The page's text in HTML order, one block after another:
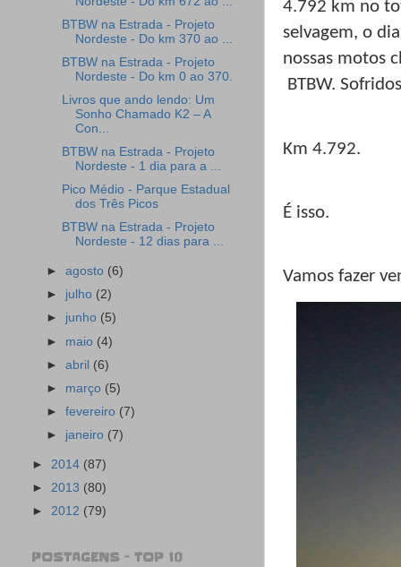
4.792 km no
selvagem, o
nossas motos
BTBW.
Km 4.792.
É isso.
Vamos fazer
BTBW na Estrada - Projeto
Nordeste - Do km 370 ao ...
BTBW na Estrada - Projeto
Nordeste - Do km 0 ao 370.
Livros que ando lendo: Um
Sonho Chamado K2 – A
Con...
BTBW na Estrada - Projeto
Nordeste - 1 dia para a ...
Pico Médio - Parque Estadual
dos Três Picos
BTBW na Estrada - Projeto
Nordeste - 12 dias para ...
►agosto (6)
► julho (2)
► junho (5)
► maio (4)
►abril (6)
► março (5)
►fevereiro (7)
► janeiro (7)
► 2014 (87)
► 2013 (80)
► 2012 (79)
POSTAGENS - TOP 10